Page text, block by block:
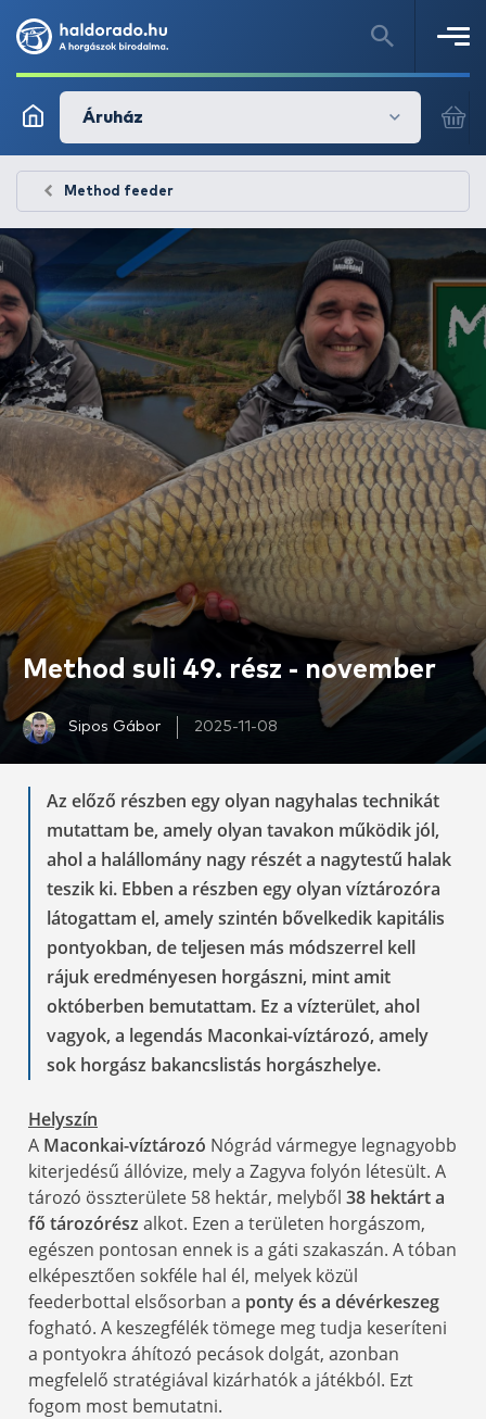
Áruház
Method feeder
Method suli 49. rész - november
Sipos Gábor 2025-11-08
Az előző részben egy olyan nagyhalas technikát
mutattam be, amely olyan tavakon működik jól,
ahol a halállomány nagy részét a nagytestű halak
teszik ki. Ebben a részben egy olyan víztározóra
látogattam el, amely szintén bővelkedik kapitális
pontyokban, de teljesen más módszerrel kell
rájuk eredményesen horgászni, mint amit
októberben bemutattam. Ez a vízterület, ahol
vagyok, a legendás Maconkai-víztározó, amely
sok horgász bakancslistás horgászhelye.
Helyszín
A Maconkai-víztározó Nógrád vármegye legnagyobb
kiterjedésű állóvize, mely a Zagyva folyón létesült. A
tározó összterülete 58 hektár, melyből 38 hektárt a
fő tározórész alkot. Ezen a területen horgászom,
egészen pontosan ennek is a gáti szakaszán. A tóban
elképesztően sokféle hal él, melyek közül
feederbottal elsősorban a ponty és a dévérkeszeg
fogható. A keszegfélék tömege meg tudja keseríteni
a pontyokra áhítozó pecások dolgát, azonban
megfelelő stratégiával kizárhatók a játékból. Ezt
fogom most bemutatni.